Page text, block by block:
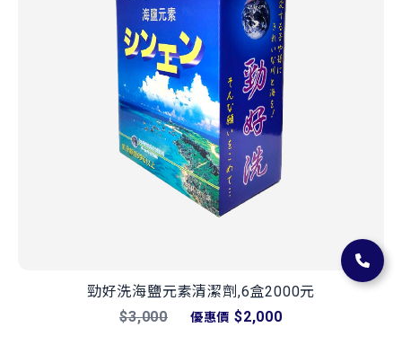
勁好洗海鹽元素清潔劑,6盒2000元
$3,000
優惠價 $2,000